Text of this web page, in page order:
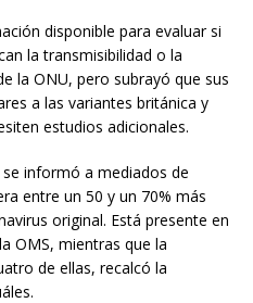
disponible para evaluar si
la transmisibilidad o la
la ONU, pero subrayó que sus
a las variantes británica y
estudios adicionales.
informó a mediados de
entre un 50 y un 70% más
original. Está presente en
OMS, mientras que la
de ellas, recalcó la